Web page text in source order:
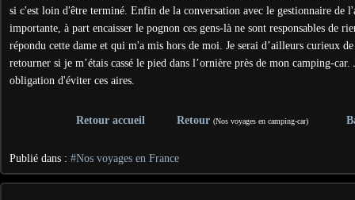
si c'est loin d'être terminé. Enfin de la conversation avec le gestionnaire de
importante, à part encaisser le pognon ces gens-là ne sont responsables de
répondu cette dame et qui m'a mis hors de moi. Je serai d’ailleurs curieux
retourner si je m’étais cassé le pied dans l’ornière près de mon camping-car.
obligation d'éviter ces aires.
Retour accueil Retour (Nos voyages en camping-car)
Publié dans : #Nos voyages en France